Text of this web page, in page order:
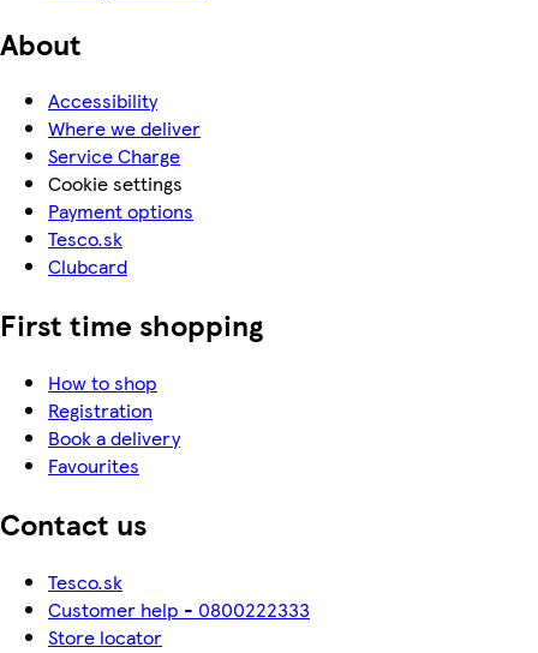
About
Accessibility
Where we deliver
Service Charge
Cookie settings
Payment options
Tesco.sk
Clubcard
First time shopping
How to shop
Registration
Book a delivery
Favourites
Contact us
Tesco.sk
Customer help - 0800222333
Store locator